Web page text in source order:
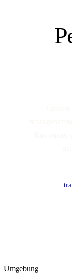
Umgebung